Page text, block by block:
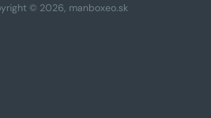
© 2026, manboxeo.sk